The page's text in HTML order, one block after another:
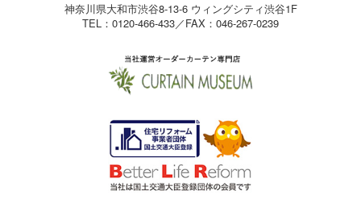
神奈川県大和市渋谷8-13-6 ウィングシティ渋谷1F
TEL：0120-466-433／FAX：046-267-0239